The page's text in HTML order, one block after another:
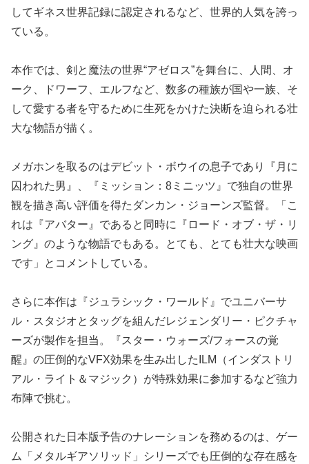
してギネス世界記録に認定されるなど、世界的人気を誇っ
ている。
本作では、剣と魔法の世界“アゼロス”を舞台に、人間、オ
ーク、ドワーフ、エルフなど、数多の種族が国や一族、そ
して愛する者を守るために生死をかけた決断を迫られる壮
大な物語が描く。
メガホンを取るのはデビット・ボウイの息子であり『月に
囚われた男』、『ミッション：8ミニッツ』で独自の世界
観を描き高い評価を得たダンカン・ジョーンズ監督。「こ
れは『アバター』であると同時に『ロード・オブ・ザ・リ
ング』のような物語でもある。とても、とても壮大な映画
です」とコメントしている。
さらに本作は『ジュラシック・ワールド』でユニバーサ
ル・スタジオとタッグを組んだレジェンダリー・ピクチャ
ーズが製作を担当。『スター・ウォーズ/フォースの覚
醒』の圧倒的なVFX効果を生み出したILM（インダストリ
アル・ライト＆マジック）が特殊効果に参加するなど強力
布陣で挑む。
公開された日本版予告のナレーションを務めるのは、ゲー
ム「メタルギアソリッド」シリーズでも圧倒的な存在感を